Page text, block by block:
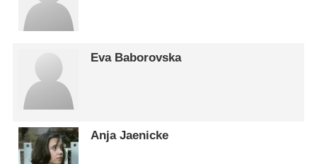
Eva Baborovska
Anja Jaenicke